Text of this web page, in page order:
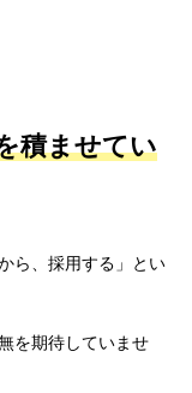
積ませてい
ら、採用する」とい
を期待していませ